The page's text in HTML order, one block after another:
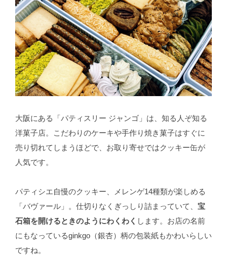
大阪にある「パティスリー ジャンゴ」は、知る人ぞ知る
洋菓子店。こだわりのケーキや手作り焼き菓子はすぐに
売り切れてしまうほどで、お取り寄せではクッキー缶が
人気です。
パティシエ自慢のクッキー、メレンゲ14種類が楽しめる
「バヴァール」。仕切りなくぎっしり詰まっていて、 宝
石箱を開けるときのようにわくわく します。お店の名前
にもなっているginkgo（銀杏）柄の包装紙もかわいらしい
ですね。